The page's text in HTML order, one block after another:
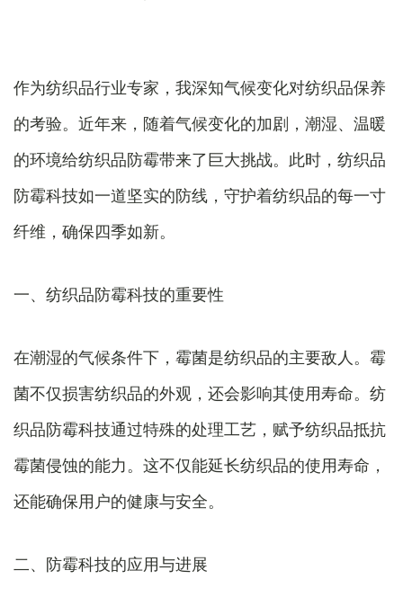
作为纺织品行业专家，我深知气候变化对纺织品保养
的考验。近年来，随着气候变化的加剧，潮湿、温暖
的环境给纺织品防霉带来了巨大挑战。此时，纺织品
防霉科技如一道坚实的防线，守护着纺织品的每一寸
纤维，确保四季如新。
一、纺织品防霉科技的重要性
在潮湿的气候条件下，霉菌是纺织品的主要敌人。霉
菌不仅损害纺织品的外观，还会影响其使用寿命。纺
织品防霉科技通过特殊的处理工艺，赋予纺织品抵抗
霉菌侵蚀的能力。这不仅能延长纺织品的使用寿命，
还能确保用户的健康与安全。
二、防霉科技的应用与进展